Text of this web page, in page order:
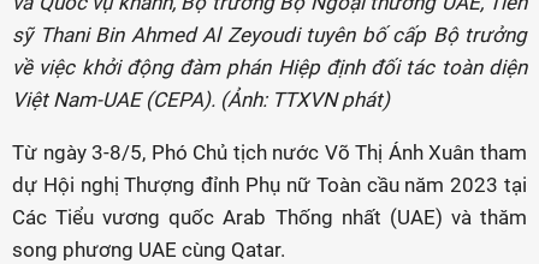
sỹ Thani Bin Ahmed Al Zeyoudi tuyên bố cấp Bộ trưởng
về việc khởi động đàm phán Hiệp định đối tác toàn diện
Việt Nam-UAE (CEPA). (Ảnh: TTXVN phát)
Từ ngày 3-8/5, Phó Chủ tịch nước Võ Thị Ánh Xuân tham
dự Hội nghị Thượng đỉnh Phụ nữ Toàn cầu năm 2023 tại
Các Tiểu vương quốc Arab Thống nhất (UAE) và thăm
song phương UAE cùng Qatar.